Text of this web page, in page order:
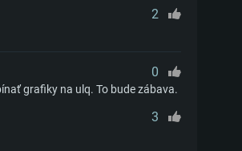
2
0
grafiky na ulq. To bude zábava.
3